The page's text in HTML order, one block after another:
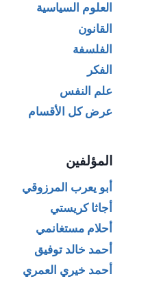
العلوم السياسية
القانون
الفلسفة
الفكر
علم النفس
عرض كل الأقسام
المؤلفين
أبو يعرب المرزوقي
أجاثا كريستي
أحلام مستغانمي
أحمد خالد توفيق
أحمد خيري العمري